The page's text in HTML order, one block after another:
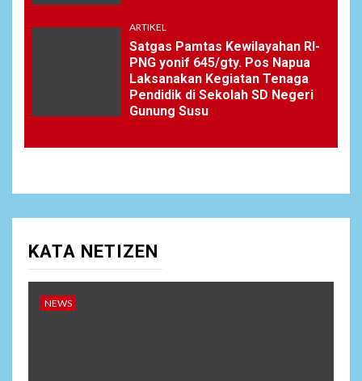
ARTIKEL
Satgas Pamtas Kewilayahan RI-
PNG yonif 645/gty. Pos Napua
Laksanakan Kegiatan Tenaga
Pendidik di Sekolah SD Negeri
Gunung Susu
KATA NETIZEN
NEWS